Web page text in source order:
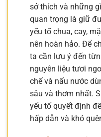
sở thích và những
quan trọng là giữ
yếu tố chua, cay,
nên hoàn hảo. Để
ta cần lưu ý đến
nguyên liệu tươi
chế và nấu nước
sâu và thơm nhất.
yếu tố quyết định
hấp dẫn và khó